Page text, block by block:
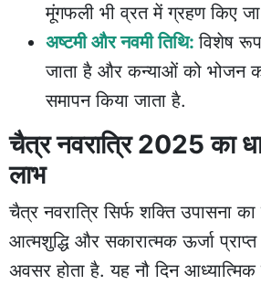
मूंगफली भी व्रत में ग्रहण किए
अष्टमी और नवमी तिथि:विशेष
जाता है और कन्याओं को भोजन
समापन किया जाता है.
चैत्र नवरात्रि 2025 का
लाभ
चैत्र नवरात्रि सिर्फ शक्ति उपासना का
आत्मशुद्धि और सकारात्मक ऊर्जा
अवसर होता है. यह नौ दिन